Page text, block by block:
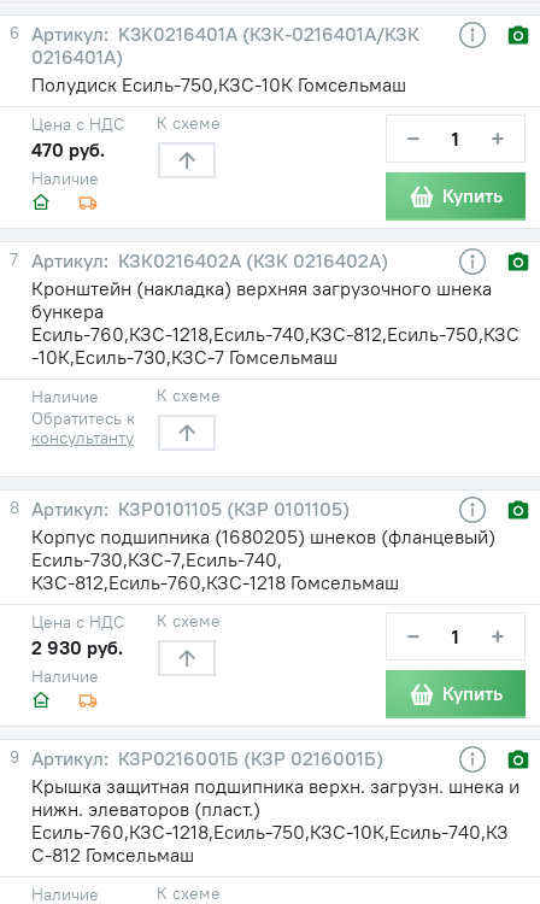
6
K3K0216401A (КЗК-0216401А/КЗК
0216401А)
Полудиск Есиль-750,КЗС-10К Гомсельмаш
Наличие
Цена с НДС
470 руб.
К схеме − +
Купить
7
КЗК0216402A (КЗК 0216402А)
Кронштейн (накладка) верхняя загрузочного шнека
бункера
Есиль-760,КЗС-1218,Есиль-740,КЗС-812,Есиль-750,КЗС
-10К,Есиль-730,КЗС-7 Гомсельмаш
Наличие
Обратитесь к
консультанту
К схеме
8
КЗР0101105 (КЗР 0101105)
Корпус подшипника (1680205) шнеков (фланцевый)
Есиль-730,КЗС-7,Есиль-740,
КЗС-812,Есиль-760,КЗС-1218 Гомсельмаш
Наличие
Цена с НДС
2 930 руб.
К схеме − +
Купить
9
КЗР0216001Б (КЗР 0216001Б)
Крышка защитная подшипника верхн. загрузн. шнека и
нижн. элеваторов (пласт.)
Есиль-760,КЗС-1218,Есиль-750,КЗС-10К,Есиль-740,КЗ
С-812 Гомсельмаш
Наличие К схеме